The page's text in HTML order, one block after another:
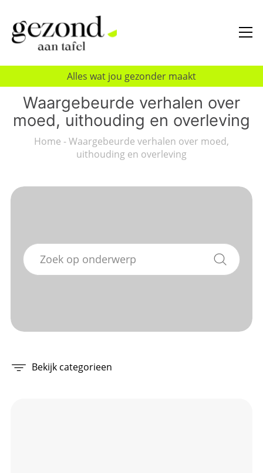
Alles wat jou gezonder maakt
Waargebeurde verhalen over
moed, uithouding en overleving
Home -Waargebeurde verhalen over moed,
uithouding en overleving
Bekijk categorieen